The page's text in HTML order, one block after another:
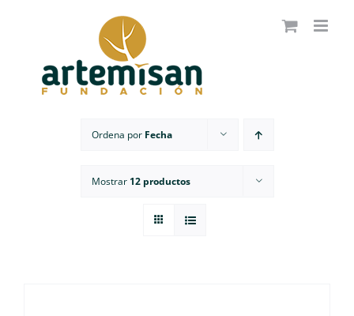
Ordena por Fecha
Mostrar 12 productos